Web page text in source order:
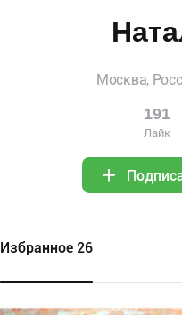
Москва,
191
Лайк
Избранное 26